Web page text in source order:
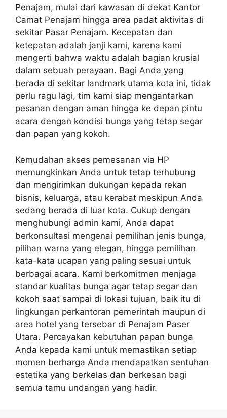
Penajam, mulai dari kawasan di dekat Kantor
Camat Penajam hingga area padat aktivitas di
sekitar Pasar Penajam. Kecepatan dan
ketepatan adalah janji kami, karena kami
mengerti bahwa waktu adalah bagian krusial
dalam sebuah perayaan. Bagi Anda yang
berada di sekitar landmark utama kota ini, tidak
perlu ragu lagi, tim kami siap mengantarkan
pesanan dengan aman hingga ke depan pintu
acara dengan kondisi bunga yang tetap segar
dan papan yang kokoh.
Kemudahan akses pemesanan via HP
memungkinkan Anda untuk tetap terhubung
dan mengirimkan dukungan kepada rekan
bisnis, keluarga, atau kerabat meskipun Anda
sedang berada di luar kota. Cukup dengan
menghubungi admin kami, Anda dapat
berkonsultasi mengenai pemilihan jenis bunga,
pilihan warna yang elegan, hingga pemilihan
kata-kata ucapan yang paling sesuai untuk
berbagai acara. Kami berkomitmen menjaga
standar kualitas bunga agar tetap segar dan
kokoh saat sampai di lokasi tujuan, baik itu di
lingkungan perkantoran pemerintah maupun di
area hotel yang tersebar di Penajam Paser
Utara. Percayakan kebutuhan papan bunga
Anda kepada kami untuk memastikan setiap
momen berharga Anda mendapatkan sentuhan
estetika yang berkelas dan berkesan bagi
semua tamu undangan yang hadir.